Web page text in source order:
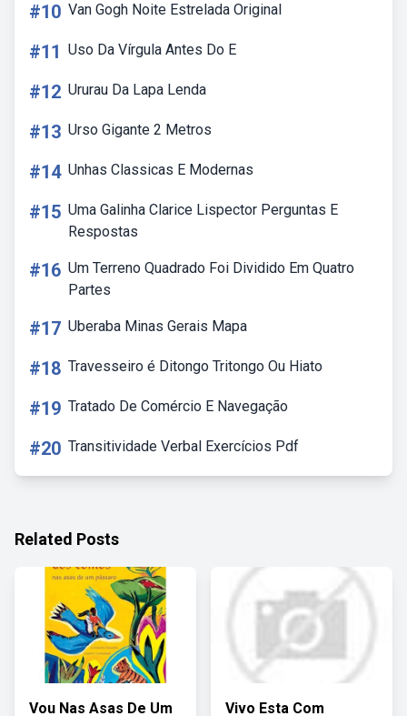
#10 Van Gogh Noite Estrelada Original
#11 Uso Da Vírgula Antes Do E
#12 Ururau Da Lapa Lenda
#13 Urso Gigante 2 Metros
#14 Unhas Classicas E Modernas
#15 Uma Galinha Clarice Lispector Perguntas E
Respostas
#16 Um Terreno Quadrado Foi Dividido Em Quatro
Partes
#17 Uberaba Minas Gerais Mapa
#18 Travesseiro é Ditongo Tritongo Ou Hiato
#19 Tratado De Comércio E Navegação
#20 Transitividade Verbal Exercícios Pdf
Related Posts
Vou Nas Asas De Um Vivo Esta Com